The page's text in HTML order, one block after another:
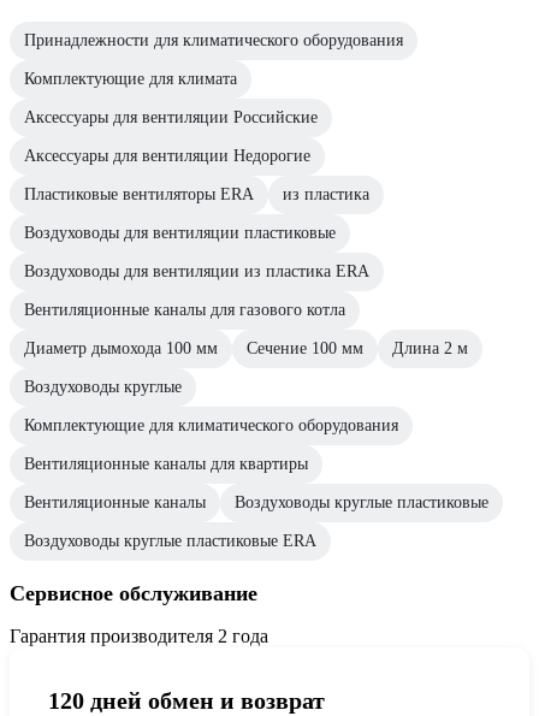
Принадлежности для климатического оборудования
Комплектующие для климата
Аксессуары для вентиляции Российские
Аксессуары для вентиляции Недорогие
Пластиковые вентиляторы ERA из пластика
Воздуховоды для вентиляции пластиковые
Воздуховоды для вентиляции из пластика ERA
Вентиляционные каналы для газового котла
Диаметр дымохода 100 мм Сечение 100 мм Длина 2 м
Воздуховоды круглые
Комплектующие для климатического оборудования
Вентиляционные каналы для квартиры
Вентиляционные каналы Воздуховоды круглые пластиковые
Воздуховоды круглые пластиковые ERA
Сервисное обслуживание
Гарантия производителя 2 года
120 дней обмен и возврат